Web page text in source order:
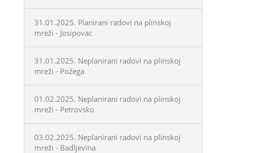
31.01.2025. Planirani radovi na plinskoj
mreži - Josipovac
31.01.2025. Neplanirani radovi na plinskoj
mreži - Požega
01.02.2025. Neplanirani radovi na plinskoj
mreži - Petrovsko
03.02.2025. Neplanirani radovi na plinskoj
mreži - Badljevina